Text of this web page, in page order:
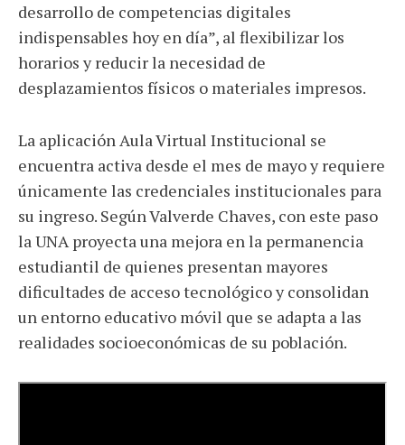
desarrollo de competencias digitales
indispensables hoy en día”, al flexibilizar los
horarios y reducir la necesidad de
desplazamientos físicos o materiales impresos.
La aplicación Aula Virtual Institucional se
encuentra activa desde el mes de mayo y requiere
únicamente las credenciales institucionales para
su ingreso. Según Valverde Chaves, con este paso
la UNA proyecta una mejora en la permanencia
estudiantil de quienes presentan mayores
dificultades de acceso tecnológico y consolidan
un entorno educativo móvil que se adapta a las
realidades socioeconómicas de su población.